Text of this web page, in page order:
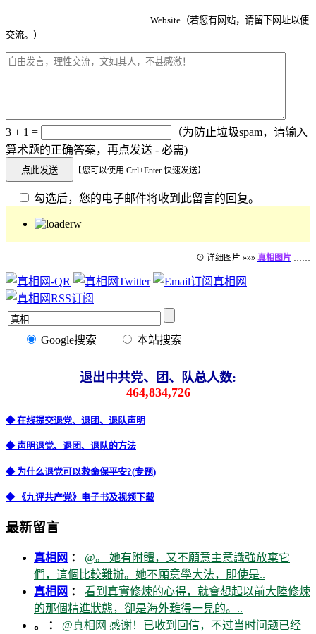
Website（若您有网站，请留下网址以便
交流。）
3 + 1 =
（为防止垃圾spam，请输入
算术题的正确答案，再点发送 - 必需)
【您可以使用 Ctrl+Enter 快速发送】
勾选后，您的电子邮件将收到此留言的回复。
⊙ 详细图片 »»» 真相图片 ……
Google搜索 本站搜索
退出中共党、团、队总人数:
464,834,726
◆ 在线提交退党、退团、退队声明
◆ 声明退党、退团、退队的方法
◆ 为什么退党可以救命保平安?(专题)
◆ 《九评共产党》电子书及视频下载
最新留言
真相网 ： @。 她有附體，又不願意主意識強放棄它
們，這個比較難辦。她不願意學大法，即使是..
真相网 ： 看到真實修煉的心得，就會想起以前大陸修煉
的那個精進狀態，卻是海外難得一見的。..
。 ： @真相网 感谢！已收到回信，不过当时问题已经